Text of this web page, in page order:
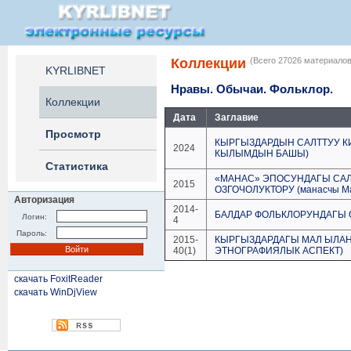
KYRLIBNET
Коллекции
Просмотр
Статистика
Авторизация
Логин:
Пароль:
скачать FoxitReader
скачать WinDjView
Коллекции (Всего 27026
Нравы. Обычаи. Фольклор.
Дата Заглавие
2024
КЫРГЫЗДАРДЫН САЛТТУУ
КЫЛЫМДЫН БАШЫ)
2015
«МАНАС» ЭПОСУНДАГЫ
ОЗГОЧОЛУКТОРУ (манасчы
2014-
4
БАЛДАР
2015-
40(1)
КЫРГЫЗДАРДАГЫ МАЛ
ЭТНОГРАФИЯЛЫК АСПЕКТ)